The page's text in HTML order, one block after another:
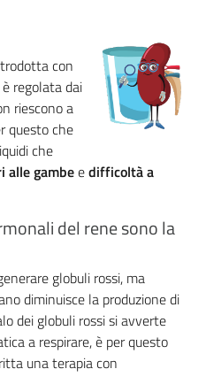
con
regolata dai
riescono a
questo che
che
alle gambeedifficoltà a
del rene sono la
globuli rossi, ma
diminuisce la produzione di
dei globuli rossi si avverte
a respirare, è per questo
una terapia con